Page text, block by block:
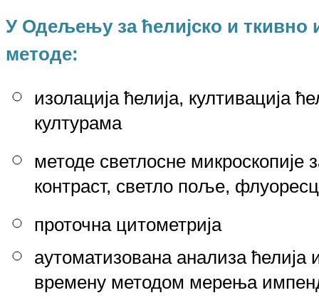
У Одељењу за ћелијско и
методе:
изолација ћелија, култивација
културама
методе светлосне микроскопије
контраст, светло поље,
проточна цитометрија
аутоматизована анализа ћелија
времену методом мерења